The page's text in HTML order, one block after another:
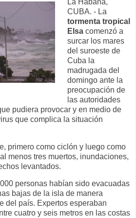
CUBA. - La
tormenta tropical
Elsacomenzó a
surcar los mares
del suroeste de
Cuba la
madrugada del
domingo ante la
preocupación de
las autoridades
pudiera provocar y en medio de
que complica la situación
primero como ciclón y luego como
menos tres muertos, inundaciones,
levantados.
personas habían sido evacuadas
bajas de la isla de manera
del país. Expertos esperaban
cuatro y seis metros en las costas